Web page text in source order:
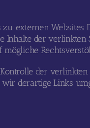
externen
Inhalte der
der
derartige Links